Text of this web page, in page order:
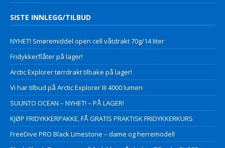
SISTE INNLEGG/TILBUD
NYHET! Smøremiddel open cell våtdrakt 70g/14 liter
Fridykkerflåter på lager!
Arctic Explorer tørrdrakt tilbake på lager!
Vi har tilbud på Arctic Explorer III 4000 lumen
SUUNTO OCEAN – NYHET! – PÅ LAGER!
KJØP FRIDYKKERPAKKE, FÅ GRATIS PRAKTISK FRIDYKKERKURS
FreeDive PRO Black Limestone – dame og herremodell